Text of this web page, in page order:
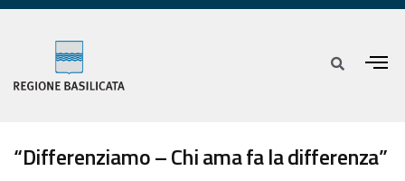
“Differenziamo – Chi ama fa la differenza”